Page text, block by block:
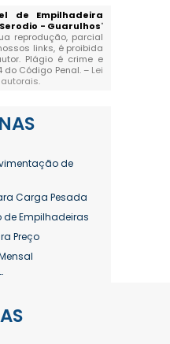
de Empilhadeira
- Guarulhos"
reprodução, parcial
links, é proibida
Plágio é crime e
do Código Penal. – Lei
autorais.
de
Carga Pesada
Empilhadeiras
Preço
Valor